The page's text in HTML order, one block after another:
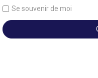
Se souvenir de moi